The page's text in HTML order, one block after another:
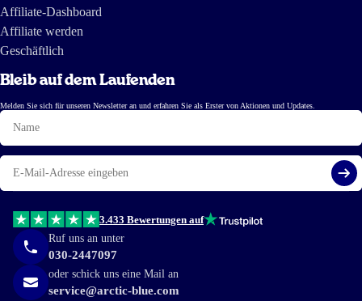
Affiliate-Dashboard
Affiliate werden
Geschäftlich
Bleib auf dem Laufenden
Melden Sie sich für unseren Newsletter an und erfahren Sie als Erster von Aktionen und Updates.
Name
E-
Mail
3.433 Bewertungen auf
Ruf uns an unter
030-2447097
oder schick uns eine Mail an
service@arctic-blue.com